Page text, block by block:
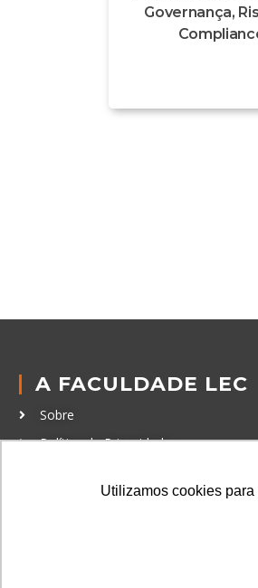
Utilizamos cookies
Governança,
A FACULDADE LEC
Sobre
Política de Privacidade
Código de Conduta